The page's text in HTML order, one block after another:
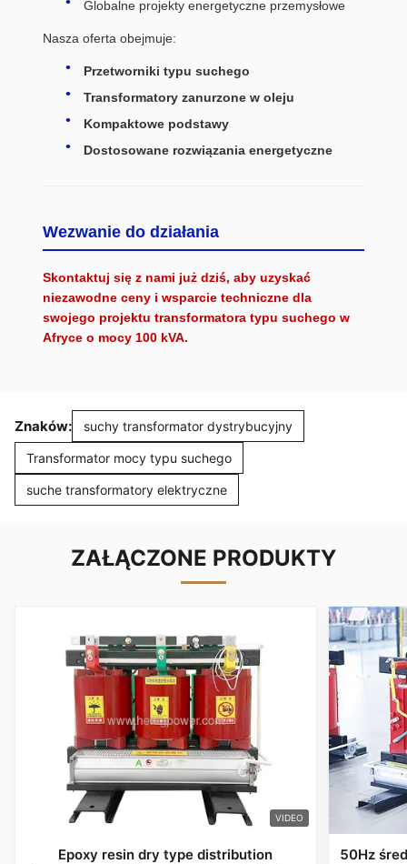
Globalne projekty energetyczne przemysłowe
Nasza oferta obejmuje:
Przetworniki typu suchego
Transformatory zanurzone w oleju
Kompaktowe podstawy
Dostosowane rozwiązania energetyczne
Wezwanie do działania
Skontaktuj się z nami już dziś, aby uzyskać
niezawodne ceny i wsparcie techniczne dla
swojego projektu transformatora typu suchego w
Afryce o mocy 100 kVA.
Znaków: suchy transformator dystrybucyjny
Transformator mocy typu suchego
suche transformatory elektryczne
ZAŁĄCZONE PRODUKTY
VIDEO
Epoxy resin dry type distribution
50Hz